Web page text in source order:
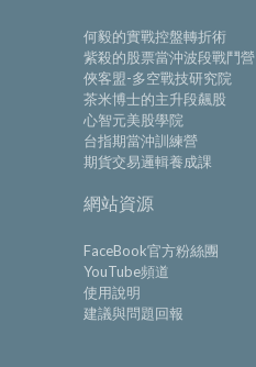
何毅的實戰控盤轉折術
紫殺的股票當沖波段戰鬥營
俠客盟-多空戰技研究院
茶米博士的主升段飆股
心智元美股學院
台指期當沖訓練營
期貨交易邏輯養成課
網站資源
FaceBook官方粉絲團
YouTube頻道
使用說明
建議與問題回報